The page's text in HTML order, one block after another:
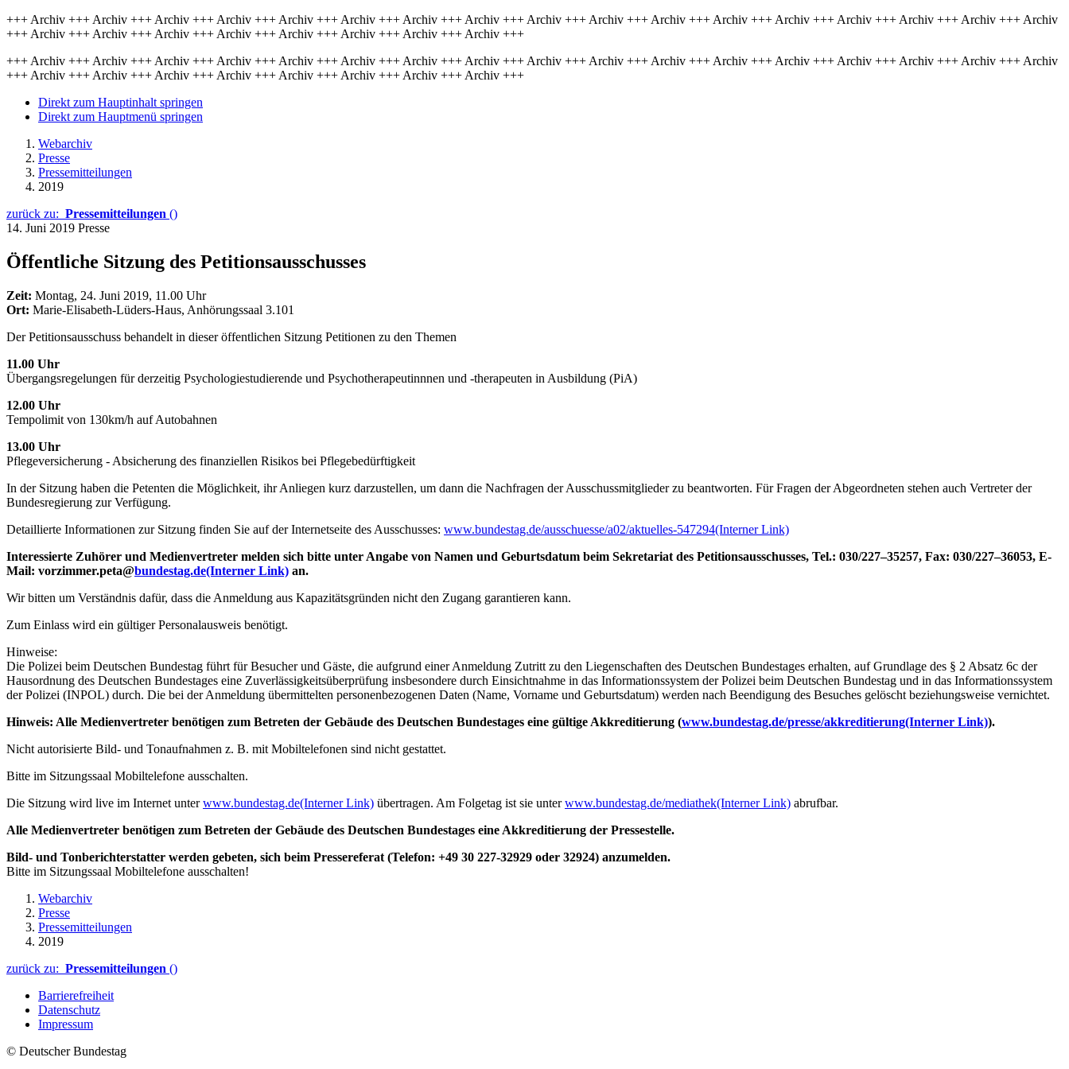
+++ Archiv +++ Archiv +++ Archiv +++ Archiv +++ Archiv +++ Archiv +++ Archiv +++ Archiv +++ Archiv +++ Archiv +++ Archiv +++ Archiv +++ Archiv +++ Archiv +++ Archiv +++ Archiv +++ Archiv
+++ Archiv +++ Archiv +++ Archiv +++ Archiv +++ Archiv +++ Archiv +++ Archiv +++ Archiv +++
+++ Archiv +++ Archiv +++ Archiv +++ Archiv +++ Archiv +++ Archiv +++ Archiv +++ Archiv +++ Archiv +++ Archiv +++ Archiv +++ Archiv +++ Archiv +++ Archiv +++ Archiv +++ Archiv +++ Archiv
+++ Archiv +++ Archiv +++ Archiv +++ Archiv +++ Archiv +++ Archiv +++ Archiv +++ Archiv +++
Direkt zum Hauptinhalt springen
Direkt zum Hauptmenü springen
Webarchiv
Presse
Pressemitteilungen
2019
zurück zu: Pressemitteilungen ()
14. Juni 2019 Presse
Öffentliche Sitzung des Petitionsausschusses
Zeit: Montag, 24. Juni 2019, 11.00 Uhr
Ort: Marie-Elisabeth-Lüders-Haus, Anhörungssaal 3.101
Der Petitionsausschuss behandelt in dieser öffentlichen Sitzung Petitionen zu den Themen
11.00 Uhr
Übergangsregelungen für derzeitig Psychologiestudierende und Psychotherapeutinnnen und -therapeuten in Ausbildung (PiA)
12.00 Uhr
Tempolimit von 130km/h auf Autobahnen
13.00 Uhr
Pflegeversicherung - Absicherung des finanziellen Risikos bei Pflegebedürftigkeit
In der Sitzung haben die Petenten die Möglichkeit, ihr Anliegen kurz darzustellen, um dann die Nachfragen der Ausschussmitglieder zu beantworten. Für Fragen der Abgeordneten stehen auch Vertreter der
Bundesregierung zur Verfügung.
Detaillierte Informationen zur Sitzung finden Sie auf der Internetseite des Ausschusses: www.bundestag.de/ausschuesse/a02/aktuelles-547294(Interner Link)
Interessierte Zuhörer und Medienvertreter melden sich bitte unter Angabe von Namen und Geburtsdatum beim Sekretariat des Petitionsausschusses, Tel.: 030/227–35257, Fax: 030/227–36053, E-
Mail: vorzimmer.peta@bundestag.de(Interner Link) an.
Wir bitten um Verständnis dafür, dass die Anmeldung aus Kapazitätsgründen nicht den Zugang garantieren kann.
Zum Einlass wird ein gültiger Personalausweis benötigt.
Hinweise:
Die Polizei beim Deutschen Bundestag führt für Besucher und Gäste, die aufgrund einer Anmeldung Zutritt zu den Liegenschaften des Deutschen Bundestages erhalten, auf Grundlage des § 2 Absatz 6c der
Hausordnung des Deutschen Bundestages eine Zuverlässigkeitsüberprüfung insbesondere durch Einsichtnahme in das Informationssystem der Polizei beim Deutschen Bundestag und in das Informationssystem
der Polizei (INPOL) durch. Die bei der Anmeldung übermittelten personenbezogenen Daten (Name, Vorname und Geburtsdatum) werden nach Beendigung des Besuches gelöscht beziehungsweise vernichtet.
Hinweis: Alle Medienvertreter benötigen zum Betreten der Gebäude des Deutschen Bundestages eine gültige Akkreditierung (www.bundestag.de/presse/akkreditierung(Interner Link)).
Nicht autorisierte Bild- und Tonaufnahmen z. B. mit Mobiltelefonen sind nicht gestattet.
Bitte im Sitzungssaal Mobiltelefone ausschalten.
Die Sitzung wird live im Internet unterwww.bundestag.de(Interner Link) übertragen. Am Folgetag ist sie unterwww.bundestag.de/mediathek(Interner Link) abrufbar.
Alle Medienvertreter benötigen zum Betreten der Gebäude des Deutschen Bundestages eine Akkreditierung der Pressestelle.
Bild- und Tonberichterstatter werden gebeten, sich beim Pressereferat (Telefon: +49 30 227-32929 oder 32924) anzumelden.
Bitte im Sitzungssaal Mobiltelefone ausschalten!
Webarchiv
Presse
Pressemitteilungen
2019
zurück zu: Pressemitteilungen ()
Barrierefreiheit
Datenschutz
Impressum
© Deutscher Bundestag